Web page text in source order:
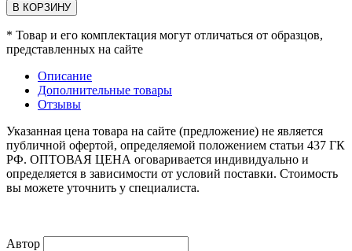
В КОРЗИНУ
* Товар и его комплектация могут отличаться от образцов,
представленных на сайте
Описание
Дополнительные товары
Отзывы
Указанная цена товара на сайте (предложение) не является
публичной офертой, определяемой положением статьи 437 ГК
РФ. ОПТОВАЯ ЦЕНА оговаривается индивидуально и
определяется в зависимости от условий поставки. Стоимость
вы можете уточнить у специалиста.
Автор